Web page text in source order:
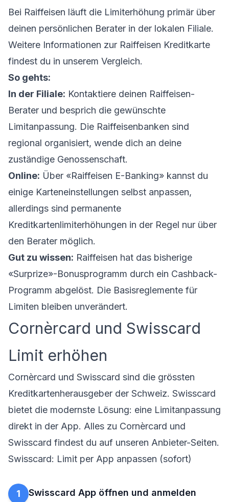
Bei Raiffeisen läuft die Limiterhöhung primär über
deinen persönlichen Berater in der lokalen Filiale.
Weitere Informationen zur Raiffeisen Kreditkarte
findest du in unserem Vergleich.
So gehts:
In der Filiale: Kontaktiere deinen Raiffeisen-
Berater und besprich die gewünschte
Limitanpassung. Die Raiffeisenbanken sind
regional organisiert, wende dich an deine
zuständige Genossenschaft.
Online: Über «Raiffeisen E-Banking» kannst du
einige Karteneinstellungen selbst anpassen,
allerdings sind permanente
Kreditkartenlimiterhöhungen in der Regel nur über
den Berater möglich.
Gut zu wissen: Raiffeisen hat das bisherige
«Surprize»-Bonusprogramm durch ein Cashback-
Programm abgelöst. Die Basisreglemente für
Limiten bleiben unverändert.
Cornèrcard und Swisscard
Limit erhöhen
Cornèrcard und Swisscard sind die grössten
Kreditkartenherausgeber der Schweiz. Swisscard
bietet die modernste Lösung: eine Limitanpassung
direkt in der App. Alles zu Cornèrcard und
Swisscard findest du auf unseren Anbieter-Seiten.
Swisscard: Limit per App anpassen (sofort)
1 Swisscard App öffnen und anmelden